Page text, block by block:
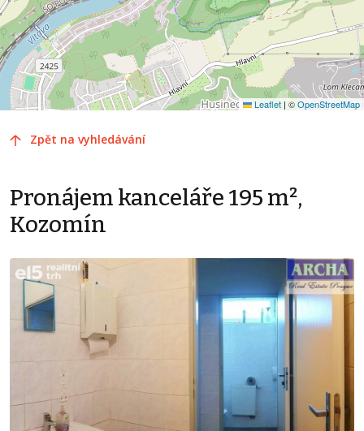
Leaflet | ©OpenStreetMap
Zpět na vyhledávání
Pronájem kanceláře 195 m²,
Kozomín